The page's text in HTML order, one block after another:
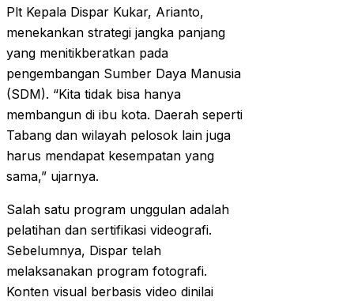
Plt Kepala Dispar Kukar, Arianto,
menekankan strategi jangka panjang
yang menitikberatkan pada
pengembangan Sumber Daya Manusia
(SDM). “Kita tidak bisa hanya
membangun di ibu kota. Daerah seperti
Tabang dan wilayah pelosok lain juga
harus mendapat kesempatan yang
sama,” ujarnya.
Salah satu program unggulan adalah
pelatihan dan sertifikasi videografi.
Sebelumnya, Dispar telah
melaksanakan program fotografi.
Konten visual berbasis video dinilai